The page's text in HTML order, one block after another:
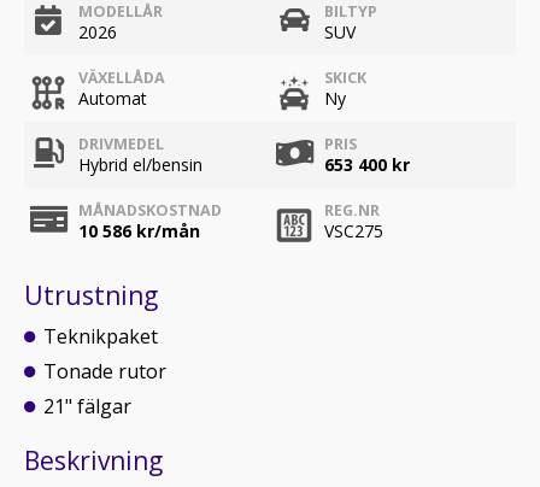
MODELLÅR
2026
BILTYP
SUV
VÄXELLÅDA
Automat
SKICK
Ny
DRIVMEDEL
Hybrid el/bensin
PRIS
653 400 kr
MÅNADSKOSTNAD
10 586kr/mån
REG.NR
VSC275
Utrustning
Teknikpaket
Tonade rutor
21" fälgar
Beskrivning